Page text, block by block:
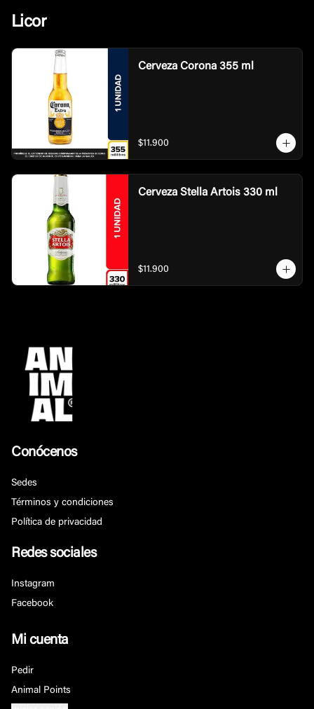
Licor
Cerveza Corona 355 ml
$11.900
Cerveza Stella Artois 330 ml
$11.900
Conócenos
Sedes
Términos y condiciones
Política de privacidad
Redes sociales
Instagram
Facebook
Mi cuenta
Pedir
Animal Points